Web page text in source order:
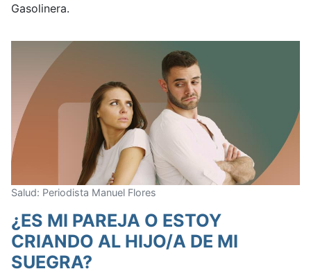
Gasolinera.
Salud: Periodista Manuel Flores
¿ES MI PAREJA O ESTOY
CRIANDO AL HIJO/A DE MI
SUEGRA?